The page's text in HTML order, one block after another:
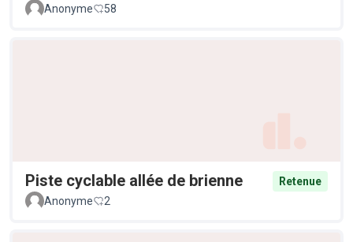
Anonyme 58
Piste cyclable allée de brienne
Retenue
Anonyme
2